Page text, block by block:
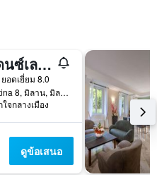
เรสซิเดนซ์เลปอนตินา
ยอดเยี่ยม 8.0
Via Lepontina 8, มิลาน, มิลาน, อิตาลี
จกลางเมือง
ดูข้อเสนอ